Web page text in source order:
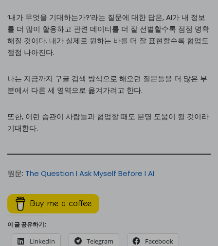
‘내가 무엇을 기대하는가?’라는 질문에 대한 답은, AI가 내 정보
를 더 많이 활용하고 관련 데이터를 더 잘 선별할수록 점점 명확
해질 것이다. 내가 실제로 원하는 바를 더 잘 표현할수록 협업도
점점 나아진다.
나는 지금까지 구글 검색 방식으로 해오던 질문들을 더 많은 부
분에서 다른 세 영역으로 옮겨가려고 한다.
또한, 이런 습관이 사람들과 협업할 때도 분명 도움이 될 것이라
기대한다.
원문: The Question I Ask Myself Before I AI
Buy me a coffee
이 글 공유하기:
LinkedIn Telegram Facebook